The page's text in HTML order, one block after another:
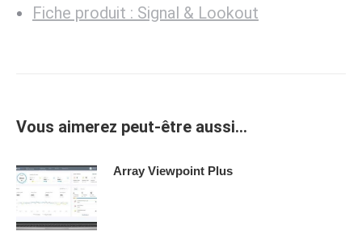
Fiche produit : Signal & Lookout
Vous aimerez peut-être aussi…
Array Viewpoint Plus